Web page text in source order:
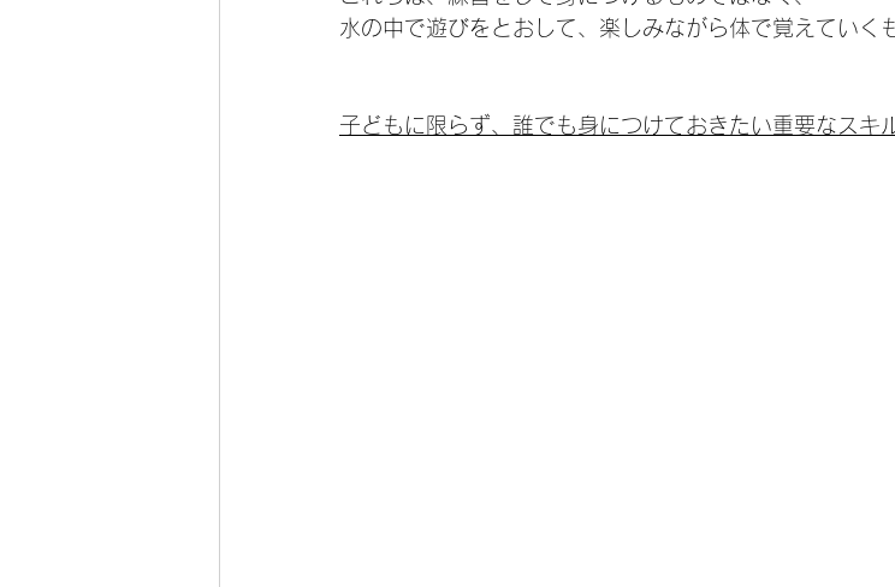
水の中で遊びをとおして、楽しみながら体で覚えていく
子どもに限らず、誰でも身につけておきたい重要なスキ